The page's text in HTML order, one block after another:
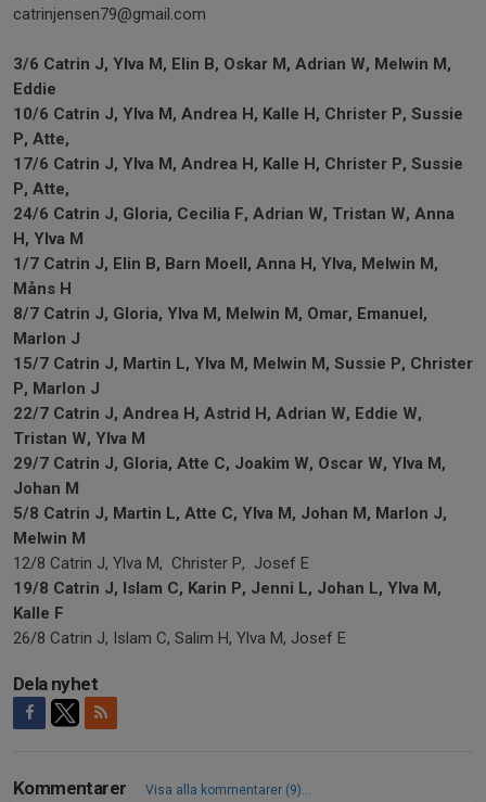
catrinjensen79@gmail.com
3/6 Catrin J, Ylva M, Elin B, Oskar M, Adrian W, Melwin M,
Eddie
10/6 Catrin J, Ylva M, Andrea H, Kalle H, Christer P, Sussie
P, Atte,
17/6 Catrin J, Ylva M, Andrea H, Kalle H, Christer P, Sussie
P, Atte,
24/6 Catrin J, Gloria, Cecilia F, Adrian W, Tristan W, Anna
H, Ylva M
1/7 Catrin J, Elin B, Barn Moell, Anna H, Ylva, Melwin M,
Måns H
8/7 Catrin J, Gloria, Ylva M, Melwin M, Omar, Emanuel,
Marlon J
15/7 Catrin J, Martin L, Ylva M, Melwin M, Sussie P, Christer
P, Marlon J
22/7 Catrin J, Andrea H, Astrid H, Adrian W, Eddie W,
Tristan W, Ylva M
29/7 Catrin J, Gloria, Atte C, Joakim W, Oscar W, Ylva M,
Johan M
5/8 Catrin J, Martin L, Atte C, Ylva M, Johan M, Marlon J,
Melwin M
12/8 Catrin J, Ylva M, Christer P, Josef E
19/8 Catrin J, Islam C, Karin P, Jenni L, Johan L, Ylva M,
Kalle F
26/8 Catrin J, Islam C, Salim H, Ylva M, Josef E
Dela nyhet
Kommentarer Visa alla kommentarer (9)...